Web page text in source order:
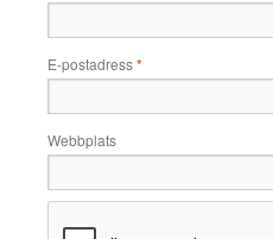
E-postadress*
Webbplats